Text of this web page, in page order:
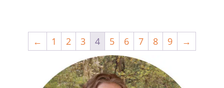
← 1 2 3 4 5 6 7 8 9 →